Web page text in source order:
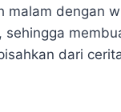
malam dengan
sehingga
dari